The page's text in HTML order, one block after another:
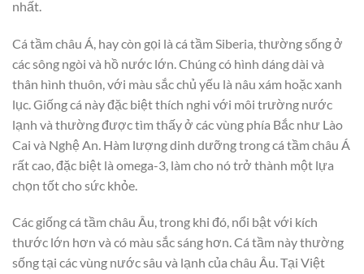
nhất.
Cá tầm châu Á, hay còn gọi là cá tầm Siberia, thường sống ở
các sông ngòi và hồ nước lớn. Chúng có hình dáng dài và
thân hình thuôn, với màu sắc chủ yếu là nâu xám hoặc xanh
lục. Giống cá này đặc biệt thích nghi với môi trường nước
lạnh và thường được tìm thấy ở các vùng phía Bắc như Lào
Cai và Nghệ An. Hàm lượng dinh dưỡng trong cá tầm châu Á
rất cao, đặc biệt là omega-3, làm cho nó trở thành một lựa
chọn tốt cho sức khỏe.
Các giống cá tầm châu Âu, trong khi đó, nổi bật với kích
thước lớn hơn và có màu sắc sáng hơn. Cá tầm này thường
sống tại các vùng nước sâu và lạnh của châu Âu. Tại Việt